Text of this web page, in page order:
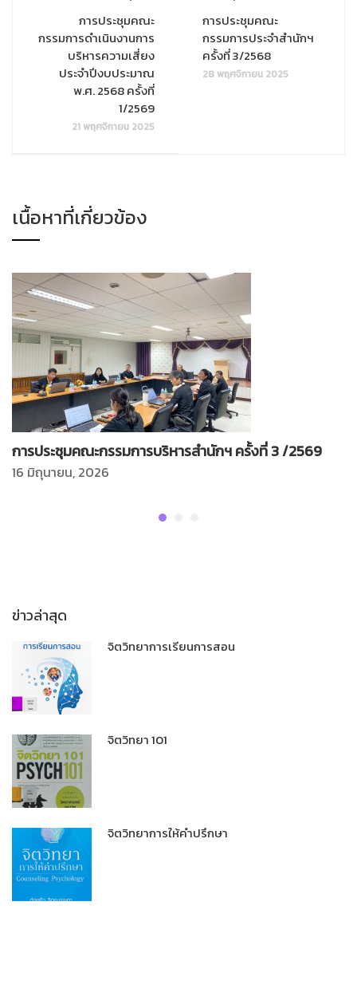
การประชุมคณะ
กรรมการดำเนินงานการ
บริหารความเสี่ยง
ประจำปีงบประมาณ
พ.ศ. 2568 ครั้งที่
1/2569
21 พฤศจิกายน 2025
การประชุมคณะ
กรรมการประจำสำนักฯ
ครั้งที่ 3/2568
28 พฤศจิกายน 2025
เนื้อหาที่เกี่ยวข้อง
การประชุมคณะกรรมการบริหารสำนักฯ ครั้งที่ 3 /2569
16 มิถุนายน, 2026
ข่าวล่าสุด
จิตวิทยาการเรียนการสอน
จิตวิทยา 101
จิตวิทยาการให้คำปรึกษา